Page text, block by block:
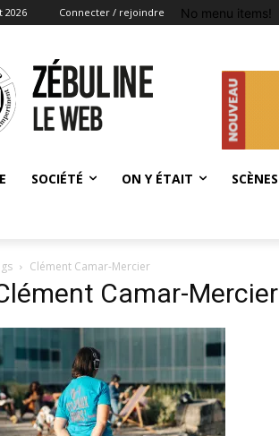
2026 Connecter / rejoindre No menu items!
SOCIÉTÉ ON Y ÉTAIT SCÈNES
Clément Camar-Mercier
Camar-Mercier